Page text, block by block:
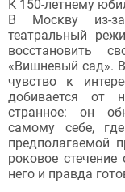
К 150-летнему
В Москву из-за
театральный
восстановить
«Вишневый сад».
чувство к
добивается от
странное: он
самому себе,
предполагаемой
роковое
него и правда